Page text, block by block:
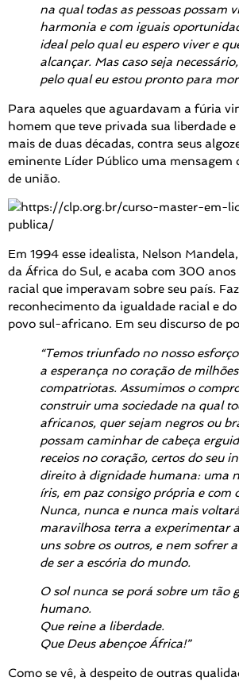
na qual todas as pessoas possam
harmonia e com iguais
ideal pelo qual eu espero viver e
alcançar. Mas caso seja
pelo qual eu estou pronto para
Para aqueles que aguardavam a fúria
homem que teve privada sua liberdade
mais de duas décadas, contra seus
eminente Líder Público uma mensagem
de união.
Em 1994 esse idealista, Nelson
da África do Sul, e acaba com 300 anos
racial que imperavam sobre seu país.
reconhecimento da igualdade racial e
povo sul-africano. Em seu discurso de
“Temos triunfado no nosso
a esperança no coração de
compatriotas. Assumimos o
construir uma sociedade na qual
africanos, quer sejam negros ou
possam caminhar de cabeça
receios no coração, certos do seu
direito à dignidade humana: uma
íris, em paz consigo própria e
Nunca, nunca e nunca mais
maravilhosa terra a experimentar
uns sobre os outros, e nem sofrer
de ser a escória do mundo.
O sol nunca se porá sobre um tão
humano.
Que reine a liberdade.
Que Deus abençoe África!”
Como se vê, à despeito de outras